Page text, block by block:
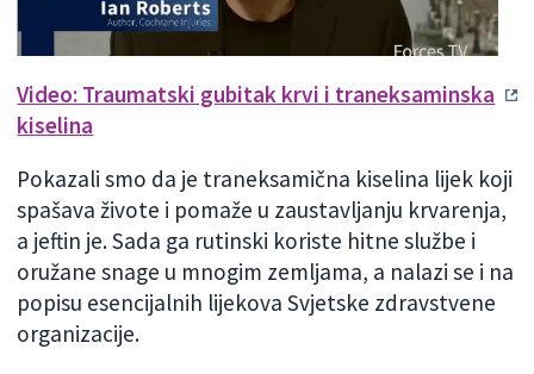
Video: Traumatski gubitak krvi i traneksaminska
kiselina
Pokazali smo da je traneksamična kiselina lijek koji
spašava živote i pomaže u zaustavljanju krvarenja,
a jeftin je. Sada ga rutinski koriste hitne službe i
oružane snage u mnogim zemljama, a nalazi se i na
popisu esencijalnih lijekova Svjetske zdravstvene
organizacije.